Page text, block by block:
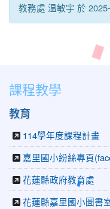
教務處 温敏宇 於
課程教學
教育
114學年度課程計畫
嘉里國小紛絲專頁
花蓮縣政府教育處
花蓮縣嘉里國小圖書